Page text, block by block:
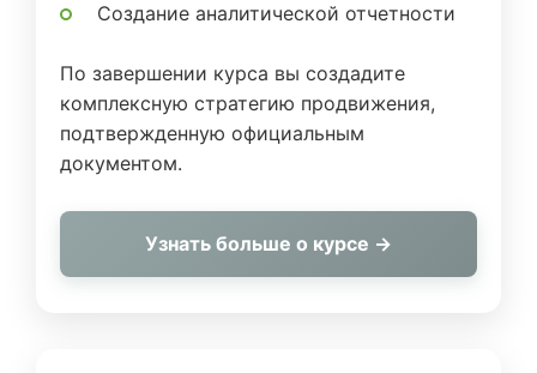
Создание аналитической отчетности
По завершении курса вы создадите
комплексную стратегию продвижения,
подтвержденную официальным
документом.
Узнать больше о курсе →